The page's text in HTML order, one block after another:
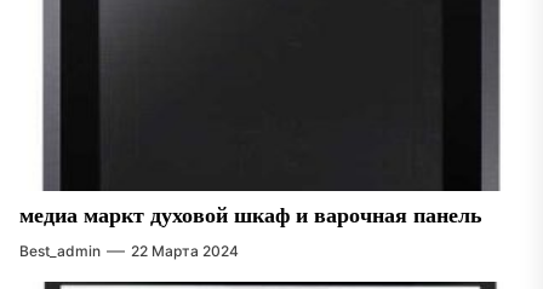
медиа маркт духовой шкаф и варочная панель
Best_admin 22 Марта 2024